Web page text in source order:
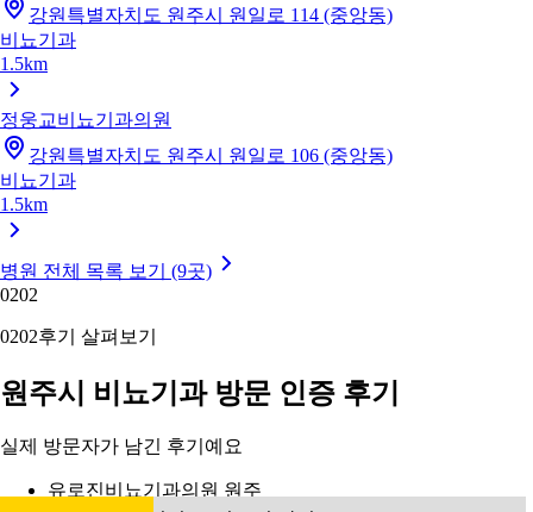
강원특별자치도 원주시 원일로 114 (중앙동)
비뇨기과
1.5km
정웅교비뇨기과의원
강원특별자치도 원주시 원일로 106 (중앙동)
비뇨기과
1.5km
병원 전체 목록 보기 (9곳)
0202
0202후기 살펴보기
원주시 비뇨기과 방문 인증 후기
실제 방문자가 남긴 후기예요
유로진비뇨기과의원 원주